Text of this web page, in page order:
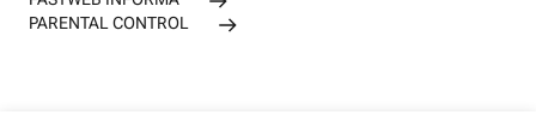
PARENTAL CONTROL